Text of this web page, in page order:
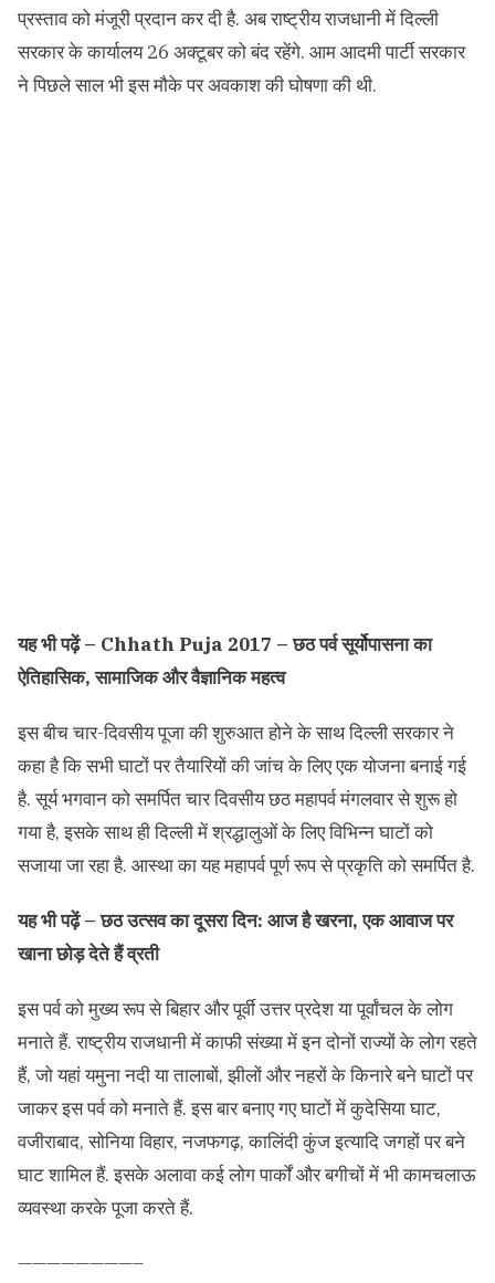
प्रस्ताव को मंजूरी प्रदान कर दी है. अब राष्ट्रीय राजधानी में दिल्ली
सरकार के कार्यालय 26 अक्टूबर को बंद रहेंगे. आम आदमी पार्टी सरकार
ने पिछले साल भी इस मौके पर अवकाश की घोषणा की थी.
यह भी पढ़ें – Chhath Puja 2017 – छठ पर्व सूर्योपासना का
ऐतिहासिक, सामाजिक और वैज्ञानिक महत्व
इस बीच चार-दिवसीय पूजा की शुरुआत होने के साथ दिल्ली सरकार ने
कहा है कि सभी घाटों पर तैयारियों की जांच के लिए एक योजना बनाई गई
है. सूर्य भगवान को समर्पित चार दिवसीय छठ महापर्व मंगलवार से शुरू हो
गया है, इसके साथ ही दिल्ली में श्रद्धालुओं के लिए विभिन्न घाटों को
सजाया जा रहा है. आस्था का यह महापर्व पूर्ण रूप से प्रकृति को समर्पित है.
यह भी पढ़ें –छठ उत्सव का दूसरा दिन: आज है खरना, एक आवाज पर
खाना छोड़ देते हैं व्रती
इस पर्व को मुख्य रूप से बिहार और पूर्वी उत्तर प्रदेश या पूर्वांचल के लोग
मनाते हैं. राष्ट्रीय राजधानी में काफी संख्या में इन दोनों राज्यों के लोग रहते
हैं, जो यहां यमुना नदी या तालाबों, झीलों और नहरों के किनारे बने घाटों पर
जाकर इस पर्व को मनाते हैं. इस बार बनाए गए घाटों में कुदेसिया घाट,
वजीराबाद, सोनिया विहार, नजफगढ़, कालिंदी कुंज इत्यादि जगहों पर बने
घाट शामिल हैं. इसके अलावा कई लोग पार्कों और बगीचों में भी कामचलाऊ
व्यवस्था करके पूजा करते हैं.
————————–